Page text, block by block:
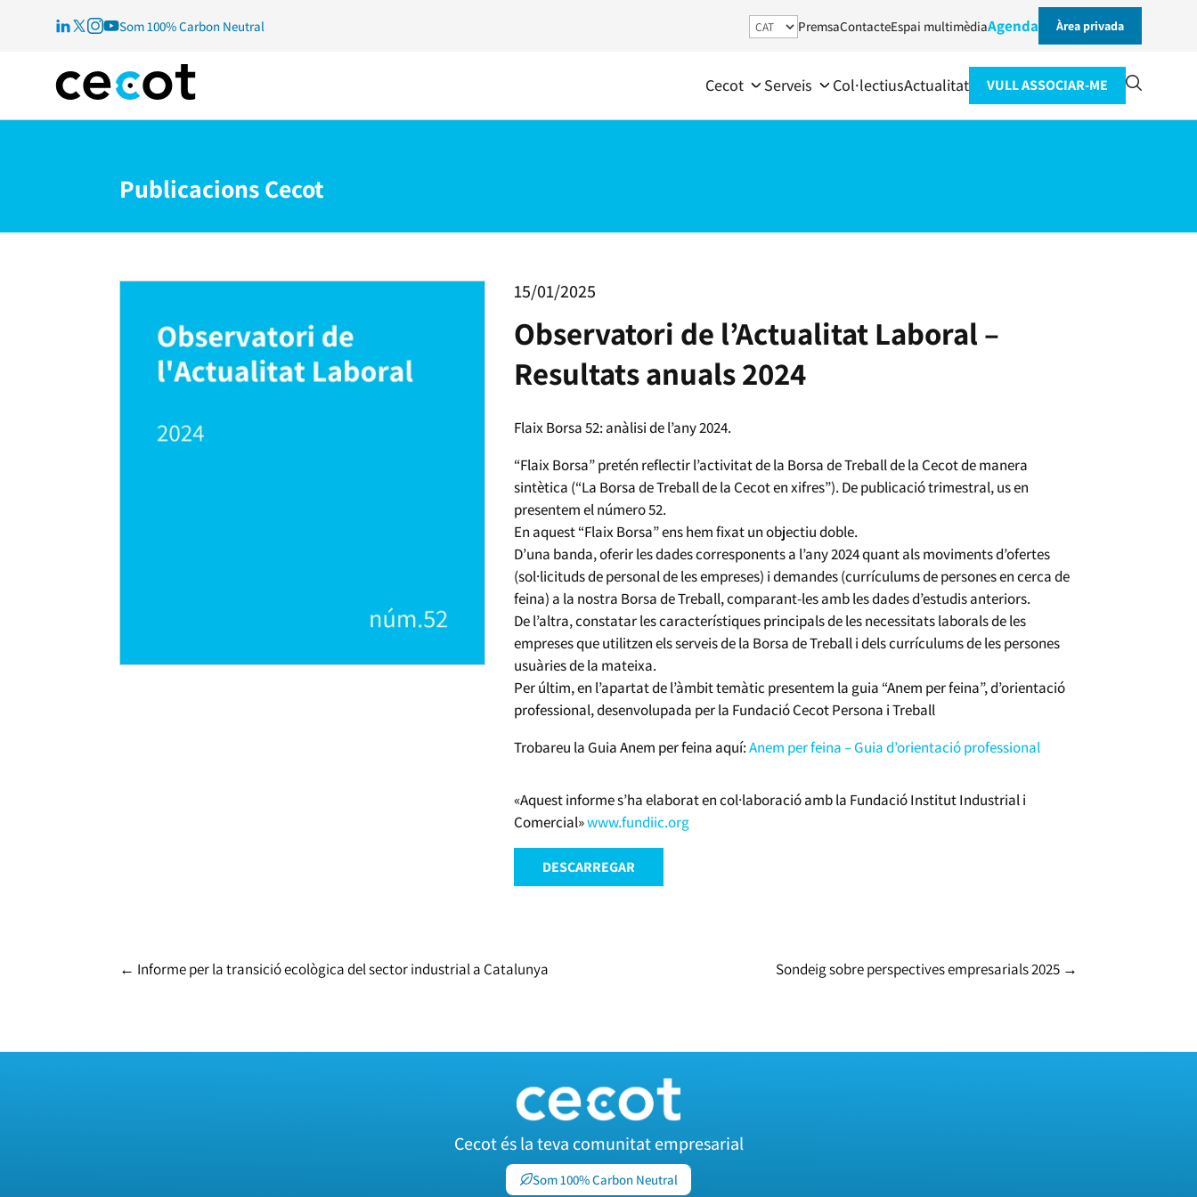
Som 100% Carbon Neutral PremsaContacteEspai multimèdiaAgenda Àrea privada
Cecot Serveis Col·lectiusActualitat VULL ASSOCIAR-ME
Publicacions Cecot
15/01/2025
Observatori de l’Actualitat Laboral –
Resultats anuals 2024
Flaix Borsa 52: anàlisi de l’any 2024.
“Flaix Borsa” pretén reflectir l’activitat de la Borsa de Treball de la Cecot de manera
sintètica (“La Borsa de Treball de la Cecot en xifres”). De publicació trimestral, us en
presentem el número 52.
En aquest “Flaix Borsa” ens hem fixat un objectiu doble.
D’una banda, oferir les dades corresponents a l’any 2024 quant als moviments d’ofertes
(sol·licituds de personal de les empreses) i demandes (currículums de persones en cerca de
feina) a la nostra Borsa de Treball, comparant-les amb les dades d’estudis anteriors.
De l’altra, constatar les característiques principals de les necessitats laborals de les
empreses que utilitzen els serveis de la Borsa de Treball i dels currículums de les persones
usuàries de la mateixa.
Per últim, en l’apartat de l’àmbit temàtic presentem la guia “Anem per feina”, d’orientació
professional, desenvolupada per la Fundació Cecot Persona i Treball
Trobareu la Guia Anem per feina aquí:Anem per feina – Guia d’orientació professional
«Aquest informe s’ha elaborat en col·laboració amb la Fundació Institut Industrial i
Comercial»www.fundiic.org
DESCARREGAR
← Informe per la transició ecològica del sector industrial a Catalunya Sondeig sobre perspectives empresarials 2025→
Cecot és la teva comunitat empresarial
Som 100% Carbon Neutral